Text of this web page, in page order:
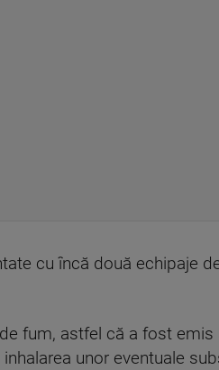
cu încă două echipaje
fum, astfel că a fost emis
unor eventuale